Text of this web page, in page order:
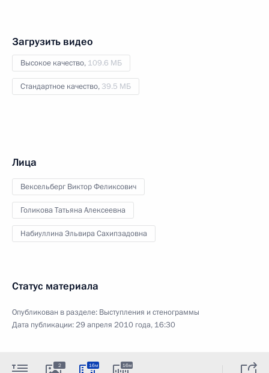
Загрузить видео
Высокое качество, 109.6 МБ
Стандартное качество, 39.5 МБ
Лица
Вексельберг Виктор Феликсович
Голикова Татьяна Алексеевна
Набиуллина Эльвира Сахипзадовна
Статус материала
Опубликован в разделе: Выступления и стенограммы
Дата публикации:29 апреля 2010 года, 16:30
2 16м 16м